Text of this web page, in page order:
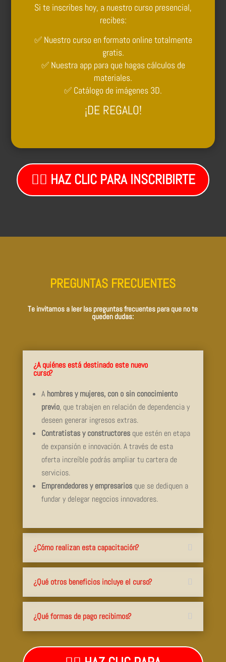
Si te inscribes hoy, a nuestro curso presencial,
recibes:
✅ Nuestro curso en formato online totalmente
gratis.
✅ Nuestra app para que hagas cálculos de
materiales.
✅ Catálogo de imágenes 3D.
¡DE REGALO!
👉🏼 HAZ CLIC PARA INSCRIBIRTE
PREGUNTAS FRECUENTES
Te invitamos a leer las preguntas frecuentes para que no te
queden dudas:
¿A quiénes está destinado este nuevo
curso?
A hombres y mujeres, con o sin conocimiento
previo, que trabajen en relación de dependencia y
deseen generar ingresos extras.
Contratistas y constructores que estén en etapa
de expansión e innovación. A través de esta
oferta increíble podrás ampliar tu cartera de
servicios.
Emprendedores y empresarios que se dediquen a
fundar y delegar negocios innovadores.
¿Cómo realizan esta capacitación?
¿Qué otros beneficios incluye el curso?
¿Qué formas de pago recibimos?